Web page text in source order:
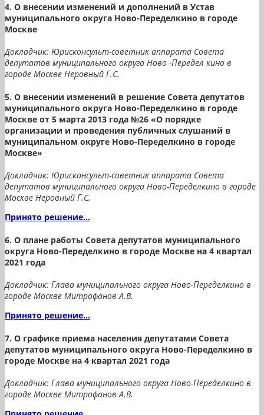
4. О внесении изменений и дополнений в Устав
муниципального округа Ново-Переделкино в городе
Москве
Докладчик: Юрисконсульт-советник аппарата Совета
депутатов муниципального округа Ново -Передел кино в
городе Москве Неровный Г.С.
5. О внесении изменений в решение Совета депутатов
муниципального округа Ново-Переделкино в городе
Москве от 5 марта 2013 года №26 «О порядке
организации и проведения публичных слушаний в
муниципальном округе Ново-Переделкино в городе
Москве»
Докладчик: Юрисконсульт-советник аппарата Совета
депутатов муниципального округа Ново-Переделкино в городе
Москве Неровный Г.С.
Принято решение...
6. О плане работы Совета депутатов муниципального
округа Ново-Переделкино в городе Москве на 4 квартал
2021 года
Докладчик: Глава муниципального округа Ново-Переделкино в
городе Москве Митрофанов А.В.
Принято решение...
7. О графике приема населения депутатами Совета
депутатов муниципального округа Ново-Переделкино в
городе Москве на 4 квартал 2021 года
Докладчик: Глава муниципального округа Ново-Переделкино в
городе Москве Митрофанов А.В.